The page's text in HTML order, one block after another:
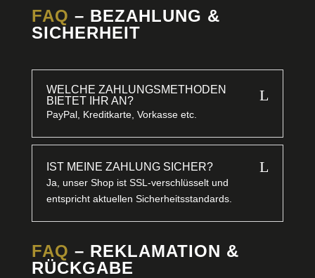
FAQ – BEZAHLUNG &
SICHERHEIT
WELCHE ZAHLUNGSMETHODEN
BIETET IHR AN?
L
PayPal, Kreditkarte, Vorkasse etc.
IST MEINE ZAHLUNG SICHER? L
Ja, unser Shop ist SSL-verschlüsselt und
entspricht aktuellen Sicherheitsstandards.
FAQ – REKLAMATION &
RÜCKGABE